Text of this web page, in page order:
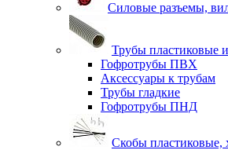
Силовые разъемы,
Трубы пластиковые
Гофротрубы ПВХ
Аксессуары к трубам
Трубы гладкие
Гофротрубы ПНД
Скобы пластиковые,